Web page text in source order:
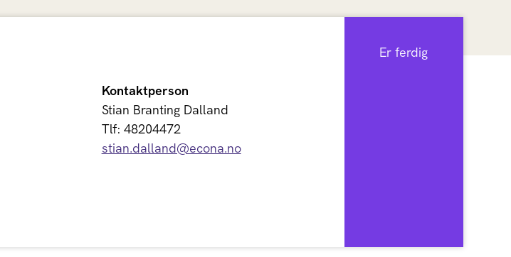
Kontaktperson
Stian Branting Dalland
Tlf: 48204472
stian.dalland@econa.no
Er ferdig